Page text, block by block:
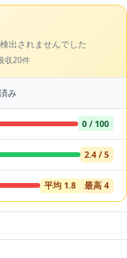
出されませんでした
収20件
み
0 / 100
2.4 / 5
平均 1.8 最高 4